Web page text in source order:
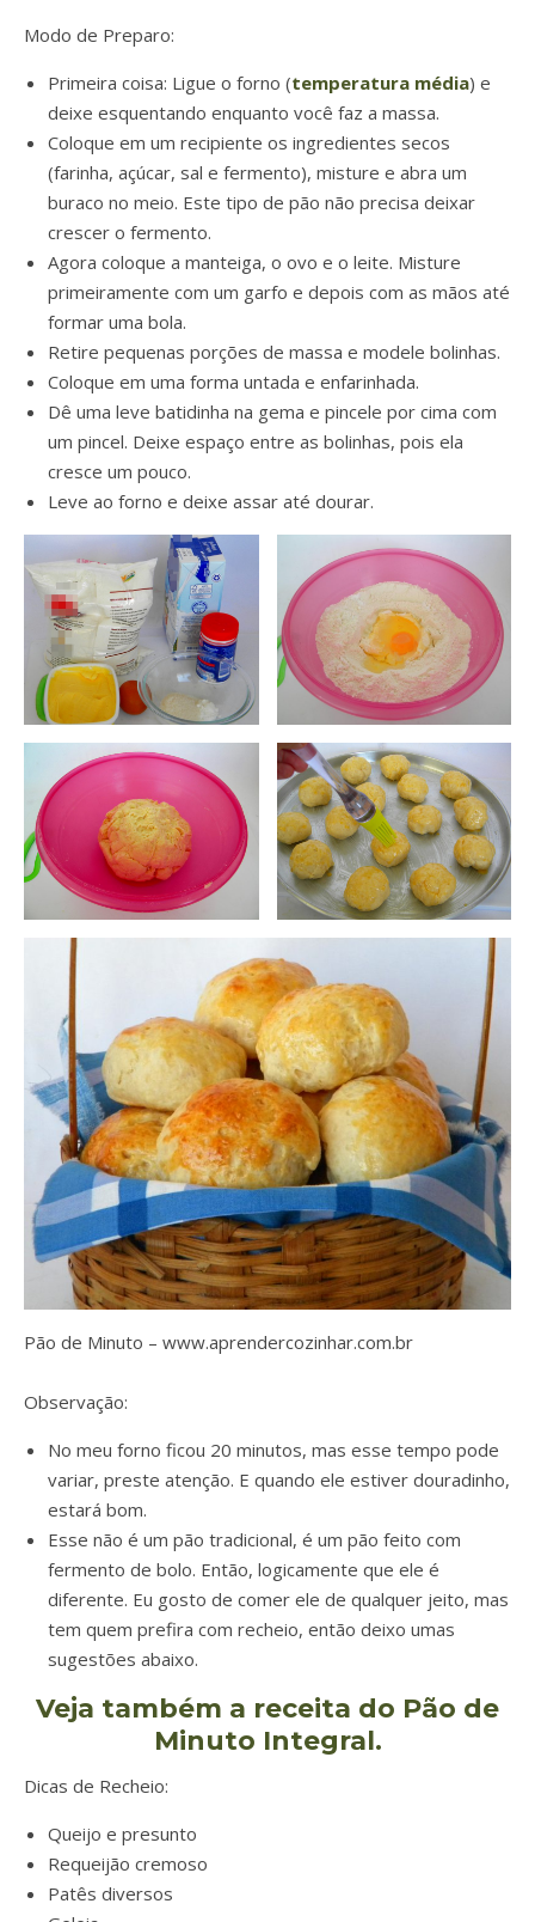
Modo de Preparo:
Primeira coisa: Ligue o forno (temperatura média) e
deixe esquentando enquanto você faz a massa.
Coloque em um recipiente os ingredientes secos
(farinha, açúcar, sal e fermento), misture e abra um
buraco no meio. Este tipo de pão não precisa deixar
crescer o fermento.
Agora coloque a manteiga, o ovo e o leite. Misture
primeiramente com um garfo e depois com as mãos até
formar uma bola.
Retire pequenas porções de massa e modele bolinhas.
Coloque em uma forma untada e enfarinhada.
Dê uma leve batidinha na gema e pincele por cima com
um pincel. Deixe espaço entre as bolinhas, pois ela
cresce um pouco.
Leve ao forno e deixe assar até dourar.
Pão de Minuto – www.aprendercozinhar.com.br
Observação:
No meu forno ficou 20 minutos, mas esse tempo pode
variar, preste atenção. E quando ele estiver douradinho,
estará bom.
Esse não é um pão tradicional, é um pão feito com
fermento de bolo. Então, logicamente que ele é
diferente. Eu gosto de comer ele de qualquer jeito, mas
tem quem prefira com recheio, então deixo umas
sugestões abaixo.
Veja também a receita do Pão de
Minuto Integral.
Dicas de Recheio:
Queijo e presunto
Requeijão cremoso
Patês diversos